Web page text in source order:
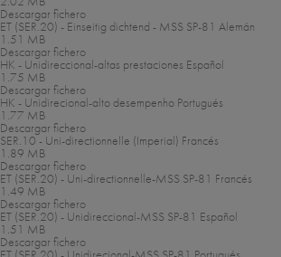
Descargar fichero
ET (SER.20) - Einseitig dichtend - MSS SP-81 Alemán
1.51 MB
Descargar fichero
HK - Unidireccional-altas prestaciones Español
1.75 MB
Descargar fichero
HK - Unidirecional-alto desempenho Portugués
1.77 MB
Descargar fichero
SER.10 - Uni-directionnelle (Imperial) Francés
1.89 MB
Descargar fichero
ET (SER.20) - Uni-directionnelle-MSS SP-81 Francés
1.49 MB
Descargar fichero
ET (SER.20) - Unidireccional-MSS SP-81 Español
1.51 MB
Descargar fichero